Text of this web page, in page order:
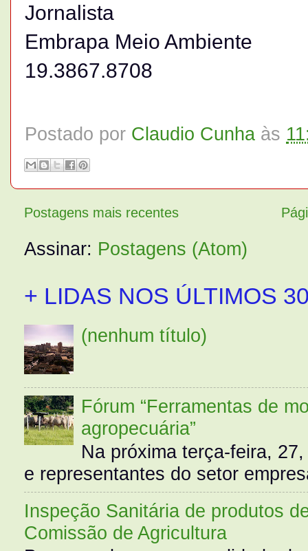
Jornalista
Embrapa Meio Ambiente
19.3867.8708
Postado por Claudio Cunha às
Postagens mais recentes
Assinar: Postagens (Atom)
+ LIDAS NOS ÚLTIMOS
(nenhum título)
Fórum “Ferramentas de
agropecuária”
Na próxima terça-feira,
e representantes do setor
Inspeção Sanitária de produtos
Comissão de Agricultura